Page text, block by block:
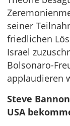
seiner
friedlichen
Israel
Bolsonaro-
applaudieren
Steve
USA